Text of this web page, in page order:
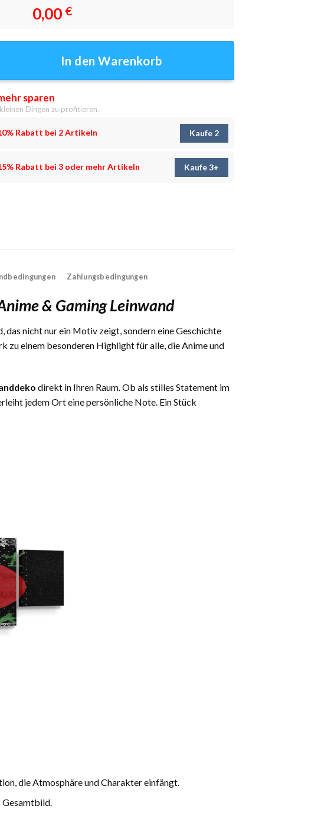
0,00 €
- Wanddeko Menge
In den Warenkorb
sparen
Dingen zu profitieren.
Rabatt bei 2 Artikeln Kaufe 2
Rabatt bei 3 oder mehr Artikeln Kaufe 3+
Zahlungsbedingungen
& Gaming Leinwand
das nicht nur ein Motiv zeigt, sondern eine Geschichte
zu einem besonderen Highlight für alle, die Anime und
direkt in Ihren Raum. Ob als stilles Statement im
jedem Ort eine persönliche Note. Ein Stück
die Atmosphäre und Charakter einfängt.
Gesamtbild.